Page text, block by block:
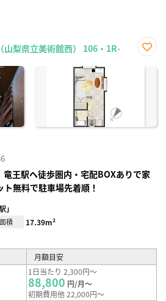
梨県立美術館西） 106・1R-
に入
竜王駅へ徒歩圏内・宅配BOXありで家
無料で駐車場先着順！
」
面積 17.39m²
月額目安
1日当たり 2,300円～
88,800 円/月～
初期費用他 22,000円～